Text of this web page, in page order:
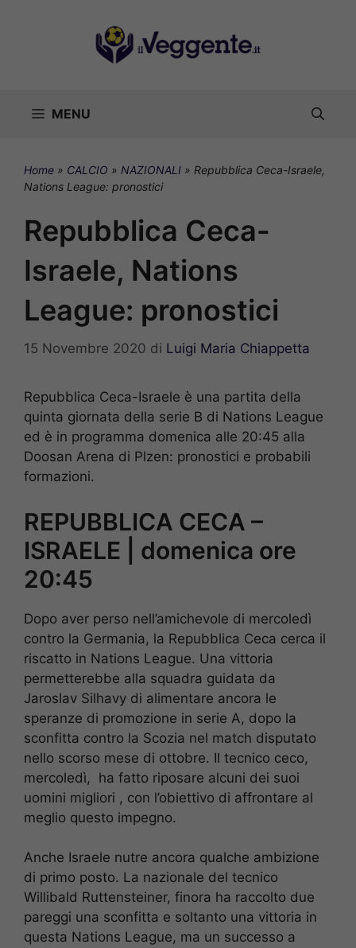
MENU
Home » CALCIO » NAZIONALI » Repubblica Ceca-Israele,
Nations League: pronostici
Repubblica Ceca-
Israele, Nations
League: pronostici
15 Novembre 2020 di Luigi Maria Chiappetta
Repubblica Ceca-Israele è una partita della
quinta giornata della serie B di Nations League
ed è in programma domenica alle 20:45 alla
Doosan Arena di Plzen: pronostici e probabili
formazioni.
REPUBBLICA CECA –
ISRAELE | domenica ore
20:45
Dopo aver perso nell’amichevole di mercoledì
contro la Germania, la Repubblica Ceca cerca il
riscatto in Nations League. Una vittoria
permetterebbe alla squadra guidata da
Jaroslav Silhavy di alimentare ancora le
speranze di promozione in serie A, dopo la
sconfitta contro la Scozia nel match disputato
nello scorso mese di ottobre. Il tecnico ceco,
mercoledì, ha fatto riposare alcuni dei suoi
uomini migliori , con l’obiettivo di affrontare al
meglio questo impegno.
Anche Israele nutre ancora qualche ambizione
di primo posto. La nazionale del tecnico
Willibald Ruttensteiner, finora ha raccolto due
pareggi una sconfitta e soltanto una vittoria in
questa Nations League, ma un successo a